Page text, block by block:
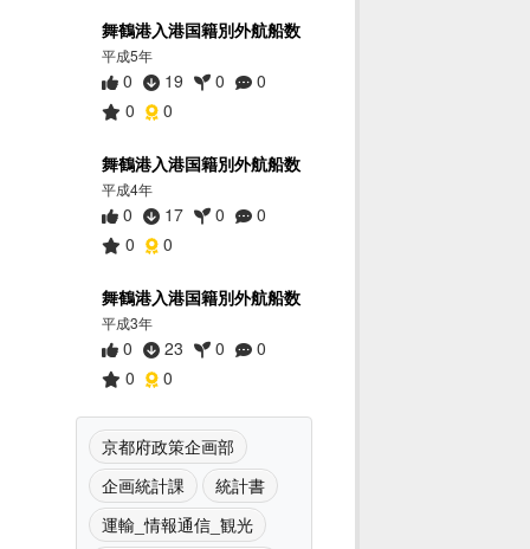
舞鶴港入港国籍別外航船数
平成5年
0 19 0
0
0
0
舞鶴港入港国籍別外航船数
平成4年
0 17 0
0
0
0
舞鶴港入港国籍別外航船数
平成3年
0 23 0
0
0
0
京都府政策企画部
企画統計課
統計書
運輸_情報通信_観光